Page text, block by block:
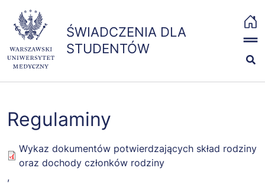
treści
ŚWIADCZENIA DLA
STUDENTÓW
The MIT License
(MIT)
2021 The Bootstrap
granted, free of
person obtaining a
copy of this
x
ŚWIADCZENIA DLA STUDENTÓW
Stypendia i zapomogi
Badania i szczepienia
Ubezpieczenia
Regulaminy
Wykaz dokumentów potwierdzających skład rodziny
oraz dochody członków rodziny
,